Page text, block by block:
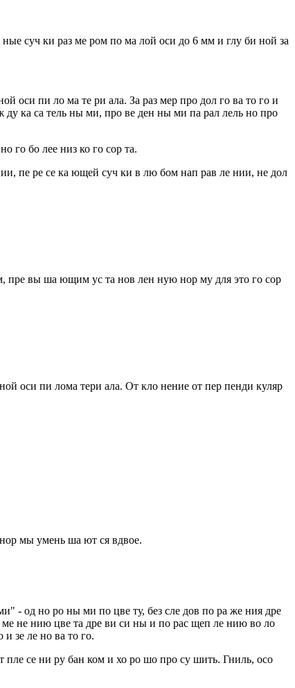
суч ки раз ме ром по ма лой оси до 6 мм и глу би ной за
оси пи ло ма те ри ала. За раз мер про дол го ва то го и
ду ка са тель ны ми, про ве ден ны ми па рал лель но про
го бо лее низ ко го сор та.
пе ре се ка ющей суч ки в лю бом нап рав ле нии, не дол
пре вы ша ющим ус та нов лен ную нор му для это го сор
оси пи лома тери ала. От кло нение от пер пенди куляр
мы умень ша ют ся вдвое.
- од но ро ны ми по цве ту, без сле дов по ра же ния дре
ме не нию цве та дре ви си ны и по рас щеп ле нию во ло
зе ле но ва то го.
пле се ни ру бан ком и хо ро шо про су шить. Гниль, осо